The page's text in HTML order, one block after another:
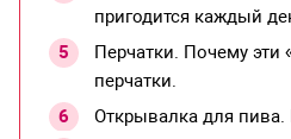
пригодится каждый
Перчатки. Почему эти
перчатки.
Открывалка для пива.